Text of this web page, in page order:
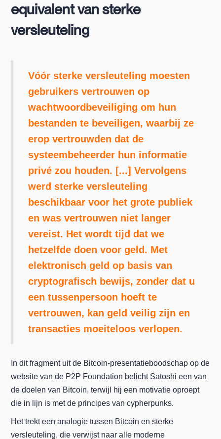
equivalent van sterke
versleuteling
Vóór sterke versleuteling moesten
gebruikers vertrouwen op
wachtwoordbeveiliging om hun
bestanden te beveiligen, waarbij ze
erop vertrouwden dat de
systeembeheerder hun informatie
privé zou houden. [...] Vervolgens
werd sterke versleuteling
beschikbaar voor het grote publiek
en was vertrouwen niet langer
vereist. Het wordt tijd dat we
hetzelfde doen voor geld. Met
elektronisch geld op basis van
cryptografisch bewijs, zonder dat u
een tussenpersoon hoeft te
vertrouwen, kan geld veilig zijn en
transacties moeiteloos verlopen.
In dit fragment uit de Bitcoin-presentatieboodschap op de
website van de P2P Foundation belicht Satoshi een van
de doelen van Bitcoin, terwijl hij een motivatie oproept
die in lijn is met de principes van cypherpunks.
Het trekt een analogie tussen Bitcoin en sterke
versleuteling, die verwijst naar alle moderne